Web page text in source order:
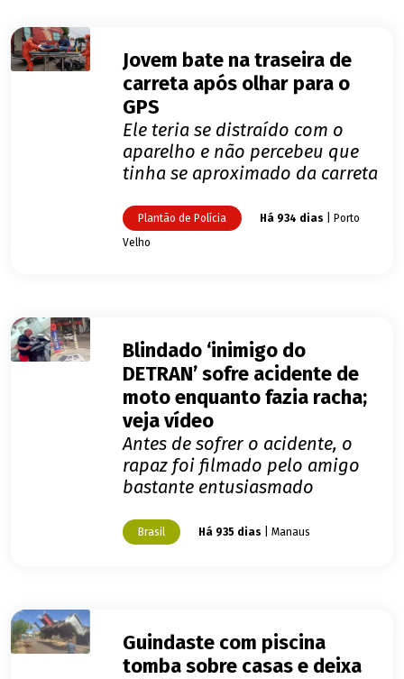
Jovem bate na traseira de
carreta após olhar para o
GPS
Ele teria se distraído com o
aparelho e não percebeu que
tinha se aproximado da carreta
Plantão de Polícia Há 934 dias | Porto
Velho
Blindado ‘inimigo do
DETRAN’ sofre acidente de
moto enquanto fazia racha;
veja vídeo
Antes de sofrer o acidente, o
rapaz foi filmado pelo amigo
bastante entusiasmado
Brasil Há 935 dias | Manaus
Guindaste com piscina
tomba sobre casas e deixa